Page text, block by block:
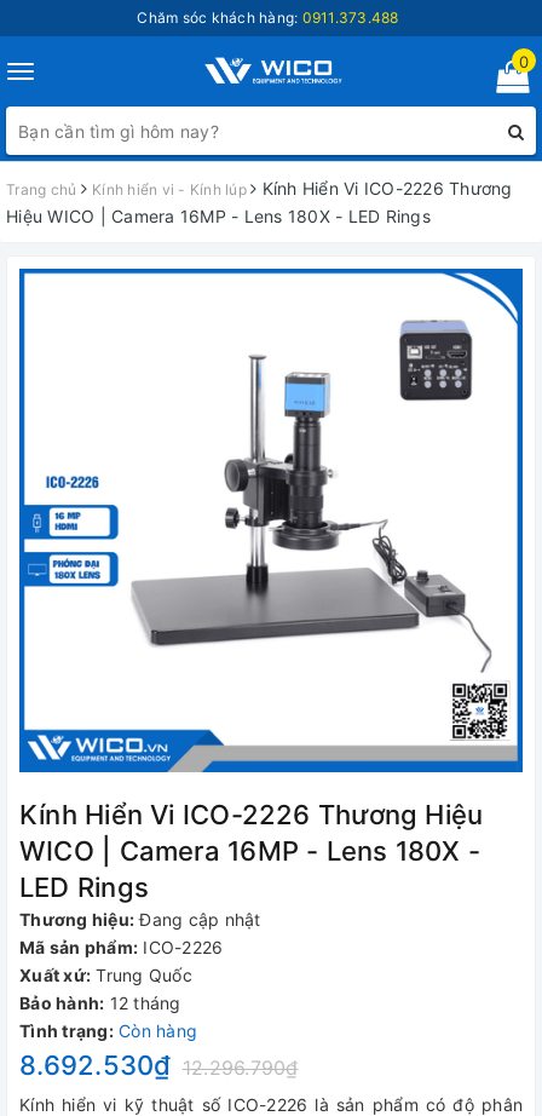
Chăm sóc khách hàng: 0911.373.488
Toggle
navigation
0
Trang chủ Kính hiển vi - Kính lúp
Kính Hiển Vi ICO-2226 Thương
Hiệu WICO | Camera 16MP - Lens 180X - LED Rings
Kính Hiển Vi ICO-2226 Thương Hiệu
WICO | Camera 16MP - Lens 180X -
LED Rings
Thương hiệu: Đang cập nhật
Mã sản phẩm: ICO-2226
Xuất xứ: Trung Quốc
Bảo hành: 12 tháng
Tình trạng: Còn hàng
8.692.530₫ 12.296.790₫
Kính hiển vi kỹ thuật số ICO-2226 là sản phẩm có độ phân